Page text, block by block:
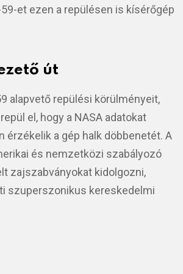
et ezen a repülésen is kísérőgép
út
alapvető repülési körülményeit,
el, hogy a NASA adatokat
érzékelik a gép halk döbbenetét. A
és nemzetközi szabályozó
zajszabványokat kidolgozni,
szuperszonikus kereskedelmi